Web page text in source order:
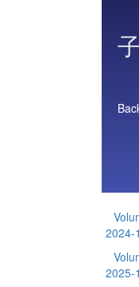
2024-
2025-